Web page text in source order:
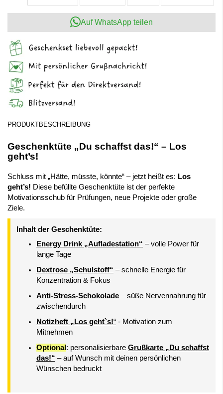
Auf WhatsApp teilen
PRODUKTBESCHREIBUNG
Geschenktüte „Du schaffst das!“ – Los
geht’s!
Schluss mit „Hätte, müsste, könnte“ – jetzt heißt es: Los
geht’s! Diese befüllte Geschenktüte ist der perfekte
Motivationsschub für Prüfungen, neue Projekte oder große
Ziele.
Inhalt der Geschenktüte:
Energy Drink „Aufladestation“ – volle Power für
lange Tage
Dextrose „Schulstoff“ – schnelle Energie für
Konzentration & Fokus
Anti-Stress-Schokolade – süße Nervennahrung für
zwischendurch
Notizheft „Los geht`s!“ - Motivation zum
Mitnehmen
Optional : personalisierbare Grußkarte „Du schaffst
das!“ – auf Wunsch mit deinen persönlichen
Wünschen bedruckt